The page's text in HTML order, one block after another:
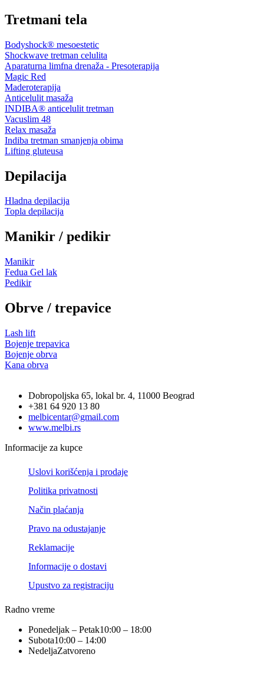
Tretmani tela
Bodyshock® mesoestetic
Shockwave tretman celulita
Aparaturna limfna drenaža - Presoterapija
Magic Red
Maderoterapija
Anticelulit masaža
INDIBA® anticelulit tretman
Vacuslim 48
Relax masaža
Indiba tretman smanjenja obima
Lifting gluteusa
Depilacija
Hladna depilacija
Topla depilacija
Manikir / pedikir
Manikir
Fedua Gel lak
Pedikir
Obrve / trepavice
Lash lift
Bojenje trepavica
Bojenje obrva
Kana obrva
Dobropoljska 65, lokal br. 4, 11000 Beograd
+381 64 920 13 80
melbicentar@gmail.com
www.melbi.rs
Informacije za kupce
Uslovi korišćenja i prodaje
Politika privatnosti
Način plaćanja
Pravo na odustajanje
Reklamacije
Informacije o dostavi
Upustvo za registraciju
Radno vreme
Ponedeljak – Petak10:00 – 18:00
Subota10:00 – 14:00
NedeljaZatvoreno